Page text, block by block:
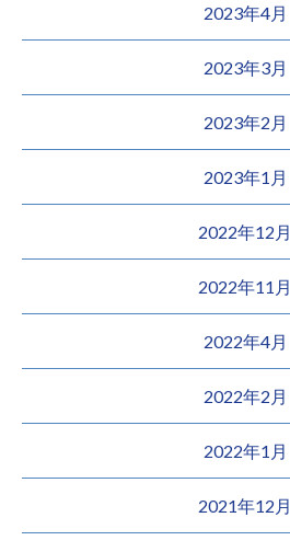
2023年4月
2023年3月
2023年2月
2023年1月
2022年12月
2022年11月
2022年4月
2022年2月
2022年1月
2021年12月